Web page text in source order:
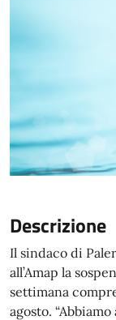
Descrizione
Il sindaco di
all’Amap la
settimana
agosto.